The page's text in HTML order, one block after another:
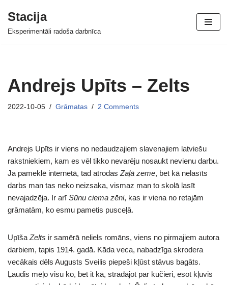
Skip
Stacija
Eksperimentāli radoša darbnīca
Andrejs Upīts – Zelts
2022-10-05 Grāmatas 2 Comments
Andrejs Upīts ir viens no nedaudzajiem slavenajiem latviešu
rakstniekiem, kam es vēl tikko nevarēju nosaukt nevienu darbu.
Ja pameklē internetā, tad atrodas Zaļā zeme, bet kā nelasīts
darbs man tas neko neizsaka, vismaz man to skolā lasīt
nevajadzēja. Ir arī Sūnu ciema zēni, kas ir viena no retajām
grāmatām, ko esmu pametis pusceļā.
Upīša Zelts ir samērā neliels romāns, viens no pirmajiem autora
darbiem, tapis 1914. gadā. Kāda veca, nabadzīga skrodera
vecākais dēls Augusts Sveilis piepeši kļūst stāvus bagāts.
Ļaudis mēļo visu ko, bet it kā, strādājot par kučieri, esot kļuvis